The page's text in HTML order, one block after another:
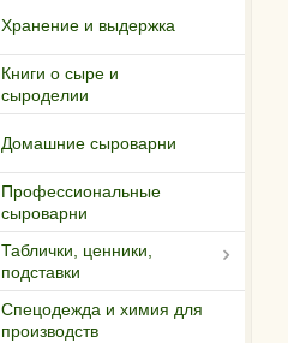
Хранение и выдержка
Книги о сыре и
сыроделии
Домашние сыроварни
Профессиональные
сыроварни
Таблички, ценники,
подставки
Спецодежда и химия для
производств